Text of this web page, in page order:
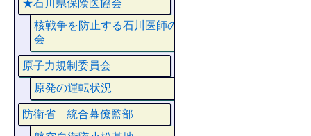
★石川県保険医協会
核戦争を防止する石川医師の
会
原子力規制委員会
原発の運転状況
防衛省 統合幕僚監部